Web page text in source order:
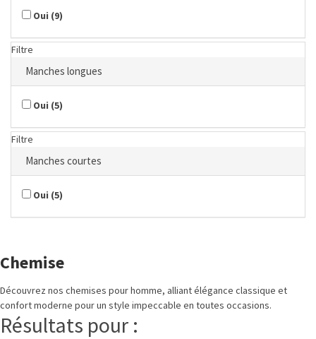
Oui (9)
Filtre
Manches longues
Oui (5)
Filtre
Manches courtes
Oui (5)
Chemise
Découvrez nos chemises pour homme, alliant élégance classique et
confort moderne pour un style impeccable en toutes occasions.
Résultats pour :